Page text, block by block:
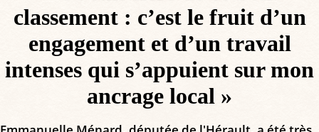
classement : c’est le fruit d’un
engagement et d’un travail
intenses qui s’appuient sur mon
ancrage local »